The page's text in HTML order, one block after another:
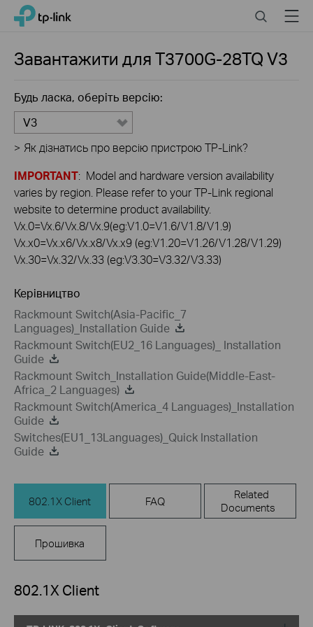
Click
navigation
TP-Link, Reliably Smart SearchMenu
Завантажити дляT3700G-28TQV3
Будь ласка, оберіть версію:
V3
> Як дізнатись про версію пристрою TP-Link?
IMPORTANT: Model and hardware version availability
varies by region. Please refer to your TP-Link regional
website to determine product availability.
Vx.0=Vx.6/Vx.8/Vx.9(eg:V1.0=V1.6/V1.8/V1.9)
Vx.x0=Vx.x6/Vx.x8/Vx.x9 (eg:V1.20=V1.26/V1.28/V1.29)
Vx.30=Vx.32/Vx.33 (eg:V3.30=V3.32/V3.33)
Керівництво
Rackmount Switch(Asia-Pacific_7
Languages)_Installation Guide
Rackmount Switch(EU2_16 Languages)_ Installation
Guide
Rackmount Switch_Installation Guide(Middle-East-
Africa_2 Languages)
Rackmount Switch(America_4 Languages)_Installation
Guide
Switches(EU1_13Languages)_Quick Installation
Guide
802.1X Client FAQ
Related
Documents
Прошивка
802.1X Client